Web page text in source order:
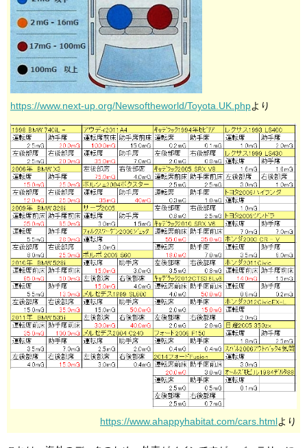
https://www.next-up.org/Newsoftheworld/Toyota.UK.phpより
https://www.ahappyhabitat.com/cars.htmlより